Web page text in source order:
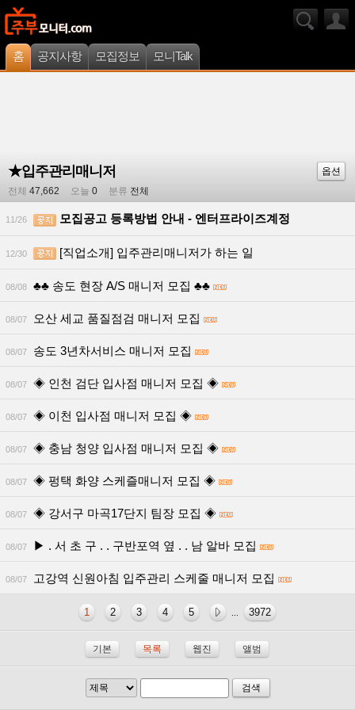
홈 공지사항 모집정보 모니Talk
★입주관리매니저
옵션
전체 47,662 오늘 0 분류 전체
11/26 모집공고 등록방법 안내 - 엔터프라이즈계정
12/30 [직업소개] 입주관리매니저가 하는 일
08/08 ♣♣ 송도 현장 A/S 매니저 모집 ♣♣
08/07 오산 세교 품질점검 매니저 모집
08/07 송도 3년차서비스 매니저 모집
08/07 ◈ 인천 검단 입사점 매니저 모집 ◈
08/07 ◈ 이천 입사점 매니저 모집 ◈
08/07 ◈ 충남 청양 입사점 매니저 모집 ◈
08/07 ◈ 펑택 화양 스케즐매니저 모집 ◈
08/07 ◈ 강서구 마곡17단지 팀장 모집 ◈
08/07 ▶ . 서 초 구 . . 구반포역 옆 . . 남 알바 모집
08/07 고강역 신원아침 입주관리 스케줄 매니저 모집
1 2 3 4 5 3972
기본 목록 웹진 앨범
검색